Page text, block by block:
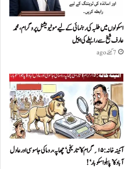
اسکولوں میں طلبہ کی رہنمائی کے لیے موٹیویشنل پروگرام، محمد
عارف شیخ سے رابطے کی اپیل
7 گھنٹے ago
آئینہ خانہ :۱۵؍گرام کا ’تاریخی‘ چھاپہ، روما کی جاسوسی اور عادل
آباد کا ’پابلو اسکوبار‘!